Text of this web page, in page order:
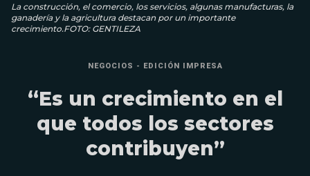
La construcción, el comercio, los servicios, algunas manufacturas, la
ganadería y la agricultura destacan por un importante
crecimiento.FOTO: GENTILEZA
NEGOCIOS - EDICIÓN IMPRESA
“Es un crecimiento en el
que todos los sectores
contribuyen”